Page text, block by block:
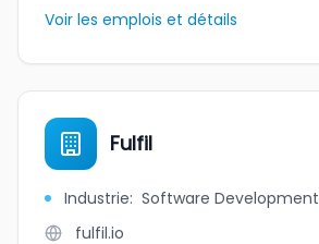
Voir les emplois et détails
Fulfil
Industrie: Software Development
fulfil.io